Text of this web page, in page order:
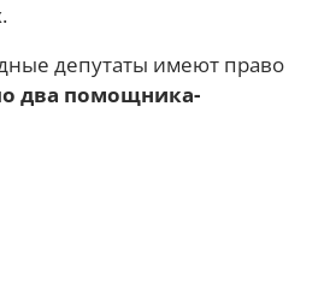
депутаты имеют право
два помощника-